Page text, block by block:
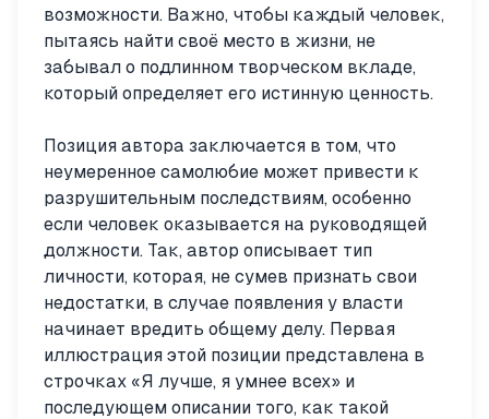
возможности. Важно, чтобы каждый человек,
пытаясь найти своё место в жизни, не
забывал о подлинном творческом вкладе,
который определяет его истинную ценность.
Позиция автора заключается в том, что
неумеренное самолюбие может привести к
разрушительным последствиям, особенно
если человек оказывается на руководящей
должности. Так, автор описывает тип
личности, которая, не сумев признать свои
недостатки, в случае появления у власти
начинает вредить общему делу. Первая
иллюстрация этой позиции представлена в
строчках «Я лучше, я умнее всех» и
последующем описании того, как такой